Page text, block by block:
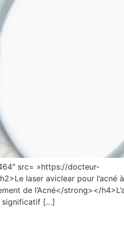
src= »https://docteur-
laser aviclear pour l’acné
de l’Acné</strong></
significatif […]